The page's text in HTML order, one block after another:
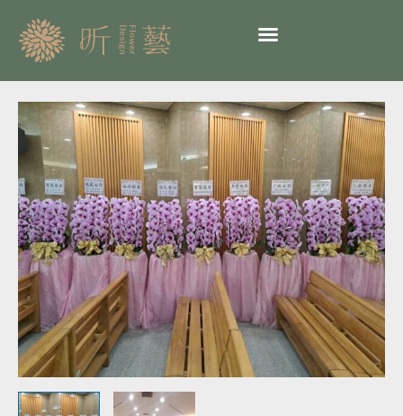
要
告
別
式
蘭
花
出
租
19-
臺
北
懷
愛
館
禮